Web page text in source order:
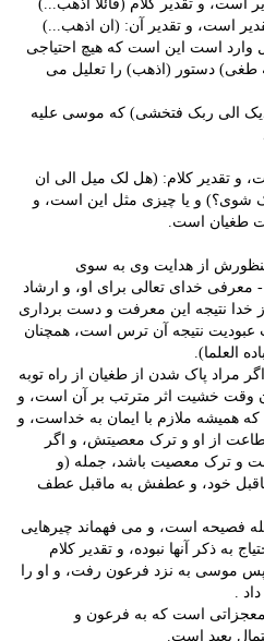
است، و تقدیر کلام (قائلا اذهب...)
است، و تقدیر آن: (ان اذهب...)
وارد است این است که هیچ احتیاجی
طغی) دستور (اذهب) را تعلیل می
الی ربک فتخشی) که موسی علیه
و تقدیر کلام: (هل لک میل الی ان
شوی؟) و یا چیزی مثل این است، و
طغیان است.
از هدایت وی به سوی
خدای تعالی برای او، و ارشاد
نتیجه این معرفت و دست برداری
عبودیت نتیجه آن ترس است، همچنان
العلما).
مراد پاک شدن از طغیان از راه توبه
وقت خشیت اثر مترتب بر آن است، و
همیشه ملازم با ایمان به خداست، و
از او و ترک معصیتش، و اگر
و ترک معصیت باشد، جمله (و
خود، و عطفش به ماقبل عطف
فصیحه است، و می فهماند چیرهایی
ذکر آنها نبوده، و تقدیر کلام
پس موسی به نزد فرعون رفت، و او را
.
معجزاتی است که به فرعون و
بعید است.